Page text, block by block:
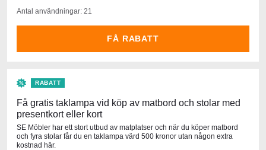
Antal användningar: 21
FÅ RABATT
RABATT
Få gratis taklampa vid köp av matbord och stolar med
presentkort eller kort
SE Möbler har ett stort utbud av matplatser och när du köper matbord
och fyra stolar får du en taklampa värd 500 kronor utan någon extra
kostnad här.